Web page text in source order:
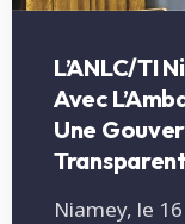
L’ANLC/TI
Avec
Une
Niamey, le